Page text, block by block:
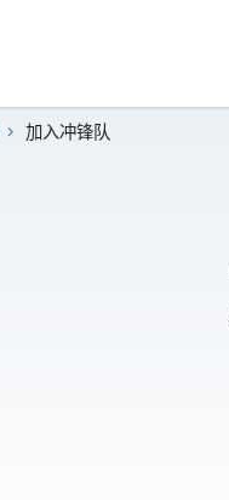
加入冲锋队